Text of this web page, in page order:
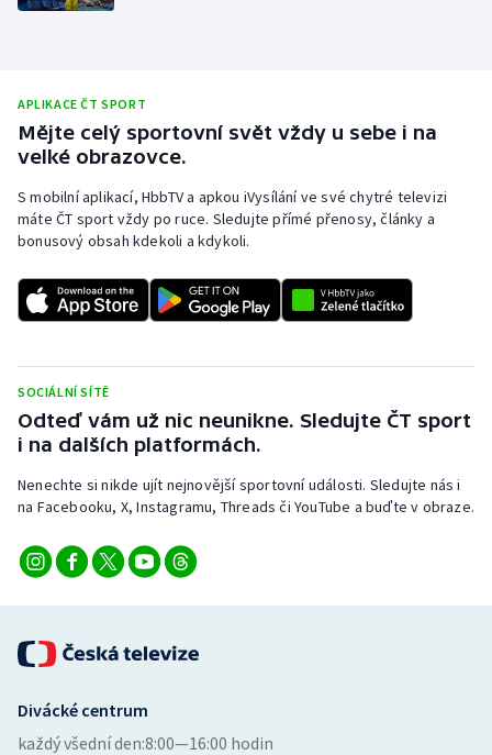
Plavání
Plážový volejbal
Ragby
Rychlobruslení
Short track
Sportovní střelba
Stolní tenis
Triatlon
Veslování
Vodní slalom
Volejbal
APLIKACE ČT SPORT
Mějte celý sportovní svět vždy u sebe i na
velké obrazovce.
S mobilní aplikací, HbbTV a apkou iVysílání ve své chytré televizi
máte ČT sport vždy po ruce. Sledujte přímé přenosy, články a
bonusový obsah kdekoli a kdykoli.
SOCIÁLNÍ SÍTĚ
Odteď vám už nic neunikne. Sledujte ČT sport
i na dalších platformách.
Nenechte si nikde ujít nejnovější sportovní události. Sledujte nás i
na Facebooku, X, Instagramu, Threads či YouTube a buďte v obraze.
Divácké centrum
každý všední den:8:00—16:00 hodin